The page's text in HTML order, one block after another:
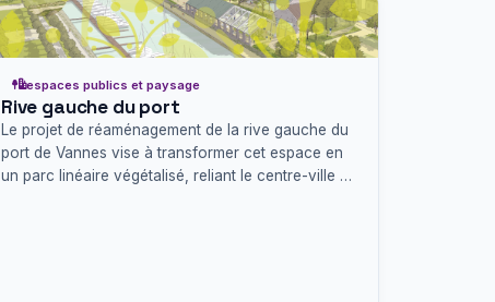
espaces publics et paysage
Rive gauche du port
Le projet de réaménagement de la rive gauche du
port de Vannes vise à transformer cet espace en
un parc linéaire végétalisé, reliant le centre-ville au